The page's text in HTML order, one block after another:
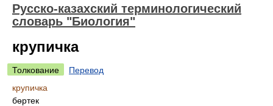
Русско-казахский терминологический
словарь "Биология"
крупичка
Толкование
Перевод
крупичка
бөртек